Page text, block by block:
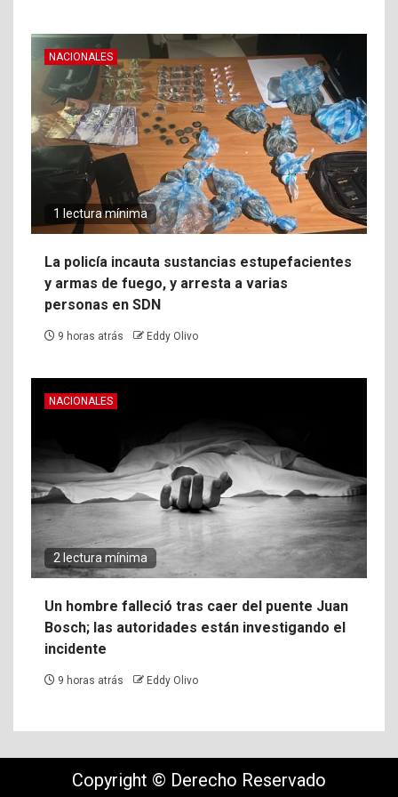
NACIONALES
1 lectura mínima
La policía incauta sustancias estupefacientes
y armas de fuego, y arresta a varias
personas en SDN
9 horas atrás Eddy Olivo
NACIONALES
2 lectura mínima
Un hombre falleció tras caer del puente Juan
Bosch; las autoridades están investigando el
incidente
9 horas atrás Eddy Olivo
Copyright © Derecho Reservado